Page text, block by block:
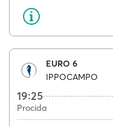
EURO 6
IPPOCAMPO
19:25
Procida